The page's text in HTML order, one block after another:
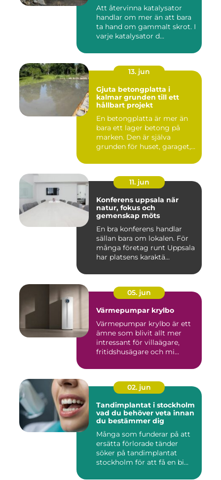
Att återvinna katalysator
handlar om mer än att bara
ta hand om gammalt skrot. I
varje katalysator d...
13. jun
Gjuta betongplatta i
kalmar grunden till ett
hållbart projekt
En betongplatta är mer än
bara ett lager betong på
marken. Den är själva
grunden för huset, garaget,...
11. jun
Konferens uppsala när
natur, fokus och
gemenskap möts
En bra konferens handlar
sällan bara om lokalen. För
många företag runt Uppsala
har platsens karaktä...
05. jun
Värmepumpar krylbo
Värmepumpar krylbo är ett
ämne som blivit allt mer
intressant för villaägare,
fritidshusägare och mi...
02. jun
Tandimplantat i stockholm
vad du behöver veta innan
du bestämmer dig
Många som funderar på att
ersätta förlorade tänder
söker på tandimplantat
stockholm för att få en bi...